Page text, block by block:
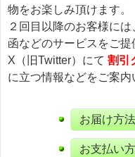
物をお楽しみ頂けます。
２回目以降のお客様に
函などのサービスをご提
X（旧Twitter）にて 割引
に立つ情報などをご案内
お届け方法
お支払い